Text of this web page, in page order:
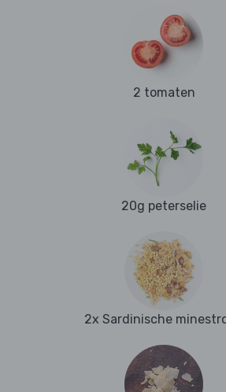
2 tomaten
20g peterselie
2x Sardinische